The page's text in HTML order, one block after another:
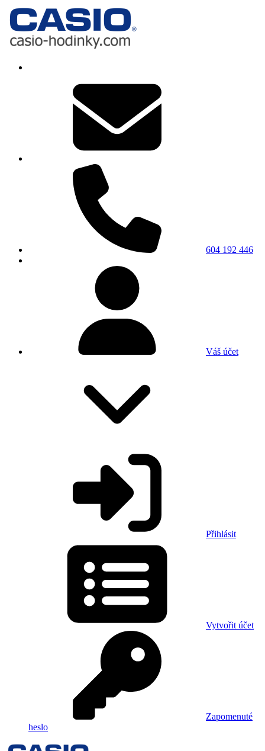
604 192 446
Váš účet
Přihlásit
Vytvořit účet
Zapomenuté
heslo